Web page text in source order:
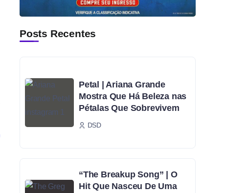
Posts Recentes
Petal | Ariana Grande
Mostra Que Há Beleza nas
Pétalas Que Sobrevivem
DSD
“The Breakup Song” | O
Hit Que Nasceu De Uma